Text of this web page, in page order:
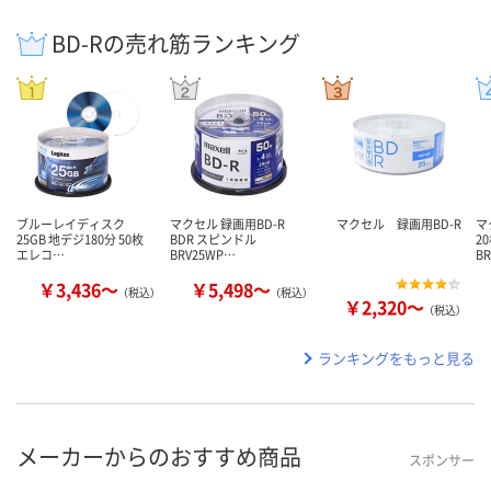
BD-Rの売れ筋ランキング
ブルーレイディスク
25GB 地デジ180分 50枚
エレコ…
￥3,436～ （税込）
マクセル 録画用BD-R
BDR スピンドル
BRV25WP…
￥5,498～ （税込）
マクセル 録画用BD-R
￥2,320～ （税込）
ランキングをもっと見る
メーカーからのおすすめ商品 スポンサー